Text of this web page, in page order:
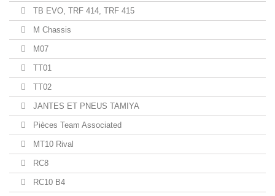
TB EVO, TRF 414, TRF 415
M Chassis
M07
TT01
TT02
JANTES ET PNEUS TAMIYA
Pièces Team Associated
MT10 Rival
RC8
RC10 B4